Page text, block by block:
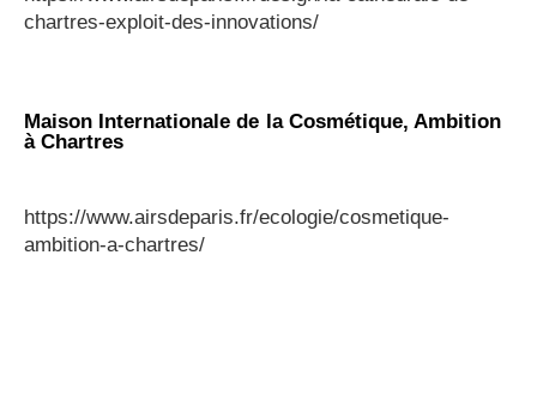
chartres-exploit-des-innovations/
Maison Internationale de la Cosmétique, Ambition
à Chartres
https://www.airsdeparis.fr/ecologie/cosmetique-
ambition-a-chartres/